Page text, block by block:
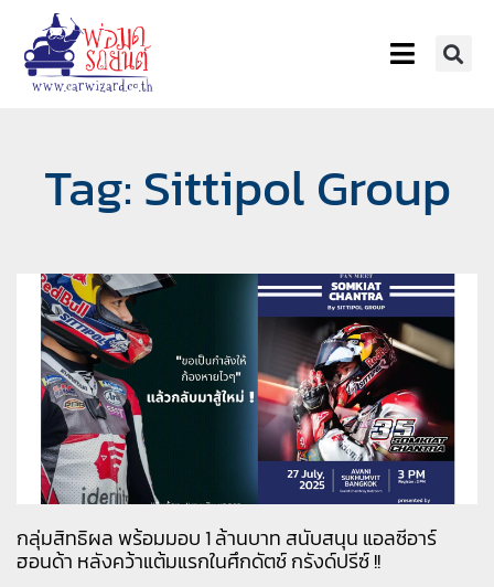
Tag: Sittipol Group
กลุ่มสิทธิผล พร้อมมอบ 1 ล้านบาท สนับสนุน แอลซีอาร์
ฮอนด้า หลังคว้าแต้มแรกในศึกดัตช์ กรังด์ปรีซ์ !!